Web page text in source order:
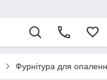
Фурнітура для